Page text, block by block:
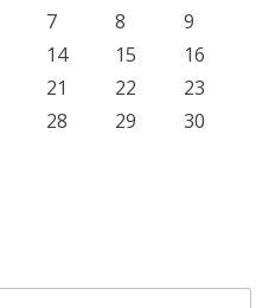
7 8
9
14 15
16
21 22
23
28 29
30